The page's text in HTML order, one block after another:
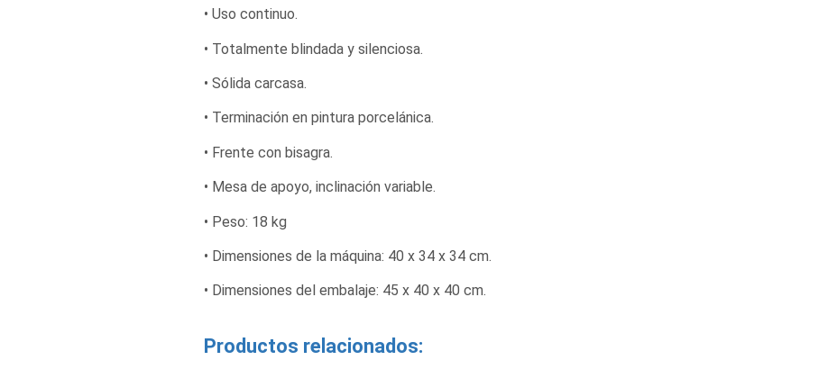
• Uso continuo.
• Totalmente blindada y silenciosa.
• Sólida carcasa.
• Terminación en pintura porcelánica.
• Frente con bisagra.
• Mesa de apoyo, inclinación variable.
• Peso: 18 kg
• Dimensiones de la máquina: 40 x 34 x 34 cm.
• Dimensiones del embalaje: 45 x 40 x 40 cm.
Productos relacionados: